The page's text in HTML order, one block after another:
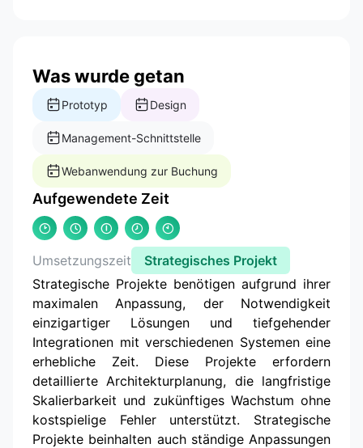
Was wurde getan
Prototyp Design
Management-Schnittstelle
Webanwendung zur Buchung
Aufgewendete Zeit
Umsetzungszeit
Strategisches Projekt
Strategische Projekte benötigen aufgrund ihrer
maximalen Anpassung, der Notwendigkeit
einzigartiger Lösungen und tiefgehender
Integrationen mit verschiedenen Systemen eine
erhebliche Zeit. Diese Projekte erfordern
detaillierte Architekturplanung, die langfristige
Skalierbarkeit und zukünftiges Wachstum ohne
kostspielige Fehler unterstützt. Strategische
Projekte beinhalten auch ständige Anpassungen